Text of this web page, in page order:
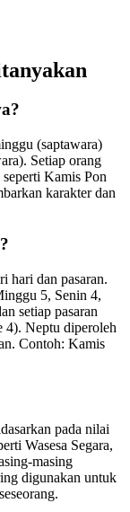
(saptawara)
Setiap orang
Kamis Pon
karakter dan
hari dan pasaran.
5, Senin 4,
setiap pasaran
Neptu diperoleh
Contoh: Kamis
pada nilai
Wasesa Segara,
masing
digunakan untuk